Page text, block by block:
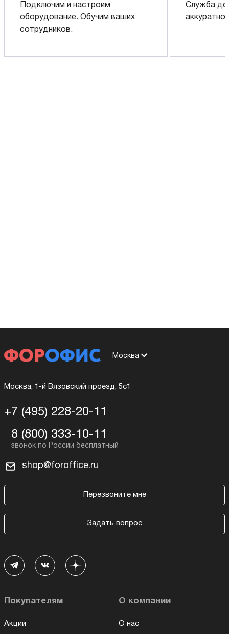
Подключим и настроим
оборудование. Обучим ваших
сотрудников.
Служба
аккуратно
Москва
Москва, 1-й Вязовский проезд, 5с1
+7 (495) 228-20-11
8 (800) 333-10-11
shop@foroffice.ru
Перезвоните мне
Задать вопрос
Покупателям
Акции
О компании
О нас